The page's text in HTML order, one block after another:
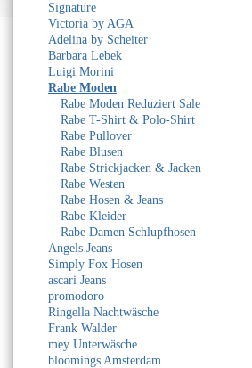
Signature
Victoria by AGA
Adelina by Scheiter
Barbara Lebek
Luigi Morini
Rabe Moden
Rabe Moden Reduziert Sale
Rabe T-Shirt & Polo-Shirt
Rabe Pullover
Rabe Blusen
Rabe Strickjacken & Jacken
Rabe Westen
Rabe Hosen & Jeans
Rabe Kleider
Rabe Damen Schlupfhosen
Angels Jeans
Simply Fox Hosen
ascari Jeans
promodoro
Ringella Nachtwäsche
Frank Walder
mey Unterwäsche
bloomings Amsterdam